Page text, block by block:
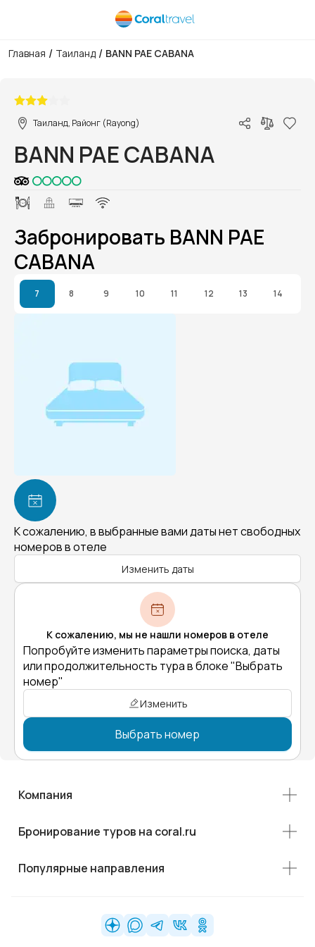
Главная / Таиланд / BANN PAE CABANA
Таиланд, Районг (Rayong)
BANN PAE CABANA
Забронировать BANN PAE
CABANA
7 8 9 10 11 12 13 14
К сожалению, в выбранные вами даты нет свободных
номеров в отеле
Изменить даты
К сожалению, мы не нашли номеров в отеле
Попробуйте изменить параметры поиска, даты
или продолжительность тура в блоке "Выбрать
номер"
Изменить
Выбрать номер
Компания
Бронирование туров на coral.ru
Популярные направления